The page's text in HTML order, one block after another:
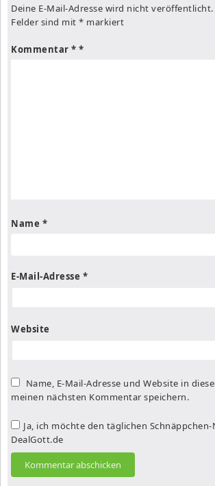
Deine E-Mail-Adresse wird nicht veröffentlicht.
Felder sind mit * markiert
Kommentar *
Name *
E-Mail-Adresse *
Website
Name, E-Mail-Adresse und Website in
meinen nächsten Kommentar speichern.
Ja, ich möchte den täglichen
DealGott.de